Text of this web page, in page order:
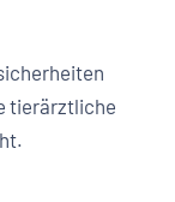
tierärztliche